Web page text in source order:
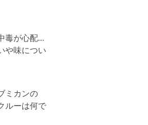
毒が心配…
や味につい
ミカンの
ルーは何で